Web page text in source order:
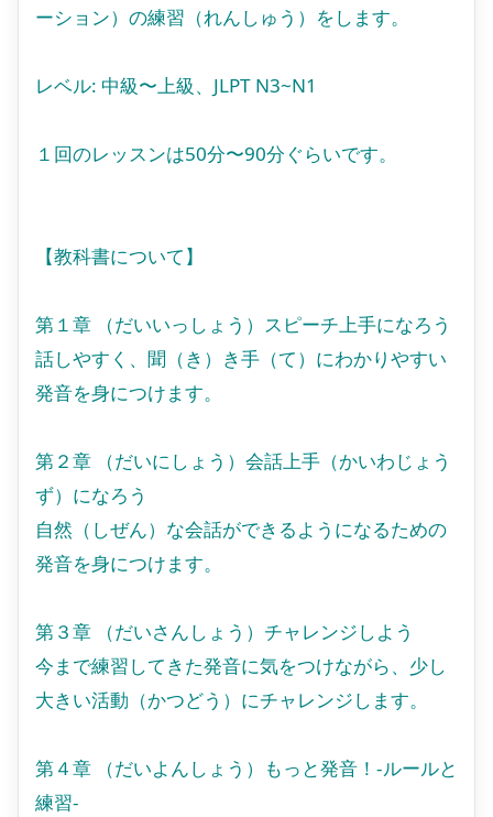
ーション）の練習（れんしゅう）をします。
レベル: 中級〜上級、JLPT N3~N1
１回のレッスンは50分〜90分ぐらいです。
【教科書について】
第１章 （だいいっしょう）スピーチ上手になろう
話しやすく、聞（き）き手（て）にわかりやすい
発音を身につけます。
第２章 （だいにしょう）会話上手（かいわじょう
ず）になろう
自然（しぜん）な会話ができるようになるための
発音を身につけます。
第３章 （だいさんしょう）チャレンジしよう
今まで練習してきた発音に気をつけながら、少し
大きい活動（かつどう）にチャレンジします。
第４章 （だいよんしょう）もっと発音！-ルールと
練習-